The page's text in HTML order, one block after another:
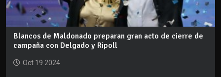
Blancos de Maldonado preparan gran acto de cierre de
campaña con Delgado y Ripoll
Oct 19 2024